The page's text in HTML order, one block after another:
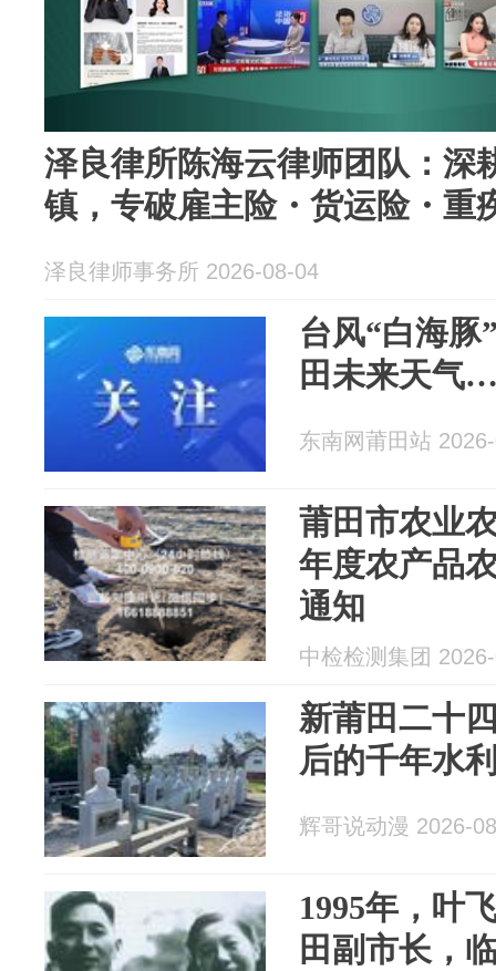
泽良律所陈海云律师团队：深
镇，专破雇主险・货运险・重
泽良律师事务所 2026-08-04
台风“白海豚
田未来天
东南网莆田站
莆田市农业
年度农产品
通知
中检检测集团
新莆田二十
后的千年水
辉哥说动漫 2026-
1995年，叶
田副市长，